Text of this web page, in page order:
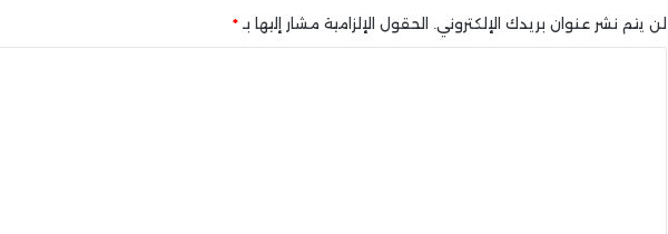
لن يتم نشر عنوان بريدك الإلكتروني. الحقول الإلزامية مشار إليها بـ *